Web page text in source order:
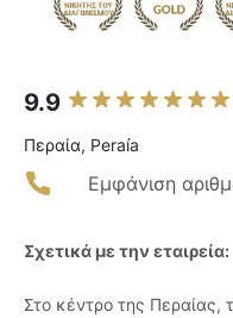
9.9
Περαία, Peraía
Εμφάνιση
Σχετικά με την εταιρεία:
Στο κέντρο της Περαίας,